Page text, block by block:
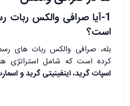
1-آیا صرافی والکس
است؟
بله، صرافی والکس ربات ‌های
کرده است که شامل استراتژی
اسپات گرید، اینفینیتی گرید و